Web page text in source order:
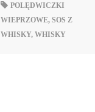
POLĘDWICZKI
WIEPRZOWE, SOS Z
WHISKY, WHISKY